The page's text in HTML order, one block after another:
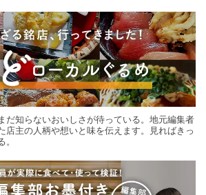
だ知らないおいしさが待っている。地元編集者
店主の人柄や想いと味を伝えます。見ればきっ